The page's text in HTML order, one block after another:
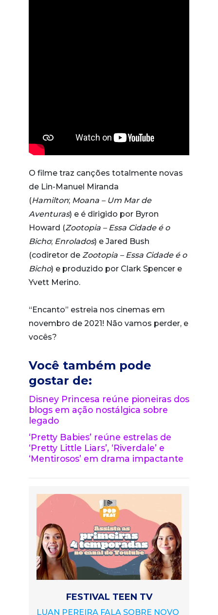
O filme traz canções totalmente novas
de Lin-Manuel Miranda
(Hamilton; Moana – Um Mar de
Aventuras) e é dirigido por Byron
Howard (Zootopia – Essa Cidade é o
Bicho; Enrolados) e Jared Bush
(codiretor de Zootopia – Essa Cidade é o
Bicho) e produzido por Clark Spencer e
Yvett Merino.
“Encanto” estreia nos cinemas em
novembro de 2021! Não vamos perder, e
vocês?
Você também pode
gostar de:
Disney Princesa reúne pioneiras dos
blogs em ação nostálgica sobre
legado
‘Pretty Babies’ reúne estrelas de
‘Pretty Little Liars’, ‘Riverdale’ e
‘Mentirosos’ em drama impactante
FESTIVAL TEEN TV
LUAN PEREIRA FALA SOBRE NOVO